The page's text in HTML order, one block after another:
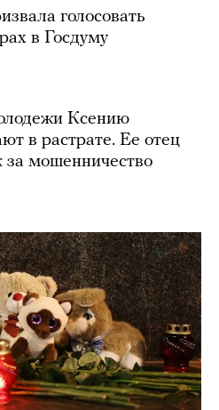
голосовать
в Госдуму
Ксению
в растрате. Ее отец
за мошенничество